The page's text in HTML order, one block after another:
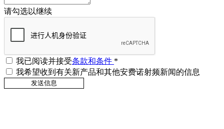
请勾选以继续
我已阅读并接受条款和条件 *
我希望收到有关新产品和其他安费诺射频新闻的信息